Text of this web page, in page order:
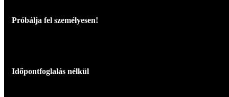
Próbálja fel személyesen!
Időpontfoglalás nélkül